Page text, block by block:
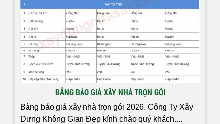
BẢNG BÁO GIÁ XÂY NHÀ TRỌN GÓI
Bảng báo giá xây nhà trọn gói 2026. Công Ty Xây
Dựng Không Gian Đẹp kính chào quý khách....